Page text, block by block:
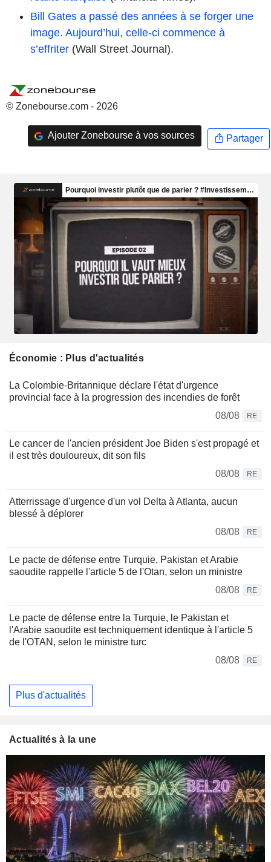
Bill Gates a passé des années à se forger une
image. Aujourd’hui, celle-ci commence à
s’effriter (Wall Street Journal).
© Zonebourse.com - 2026
Ajouter Zonebourse à vos sources Partager
Économie : Plus d'actualités
La Colombie-Britannique déclare l'état d'urgence
provincial face à la progression des incendies de forêt
08/08
RE
Le cancer de l'ancien président Joe Biden s'est propagé et
il est très douloureux, dit son fils
08/08
RE
Atterrissage d'urgence d'un vol Delta à Atlanta, aucun
blessé à déplorer
08/08
RE
Le pacte de défense entre Turquie, Pakistan et Arabie
saoudite rappelle l'article 5 de l'Otan, selon un ministre
08/08
RE
Le pacte de défense entre la Turquie, le Pakistan et
l'Arabie saoudite est techniquement identique à l'article 5
de l'OTAN, selon le ministre turc
08/08
RE
Plus d'actualités
Actualités à la une